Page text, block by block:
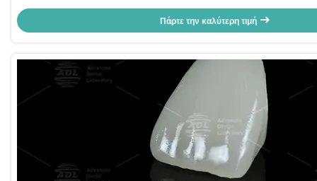
Πάρτε την καλύτερη τιμή